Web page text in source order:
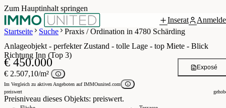
Zum Hauptinhalt springen
Inserat
Startseite
Suche Praxis / Ordination in 4780 Schärding
/ 14
Anlageobjekt - perfekter Zustand - tolle Lage - top Miete - Blick
Richtung Inn (Top 3)
€ 450.000
€ 2.507,10/m²
Im Vergleich zu aktiven Angeboten auf IMMOunited.com
preiswert
Preisniveau dieses Objekts: preiswert.
Exposé